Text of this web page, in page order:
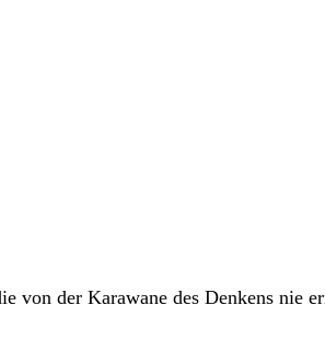
von der Karawane des Denkens nie